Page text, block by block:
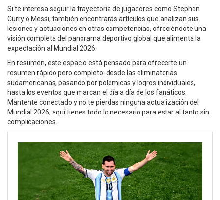
Si te interesa seguir la trayectoria de jugadores como Stephen
Curry o Messi, también encontrarás artículos que analizan sus
lesiones y actuaciones en otras competencias, ofreciéndote una
visión completa del panorama deportivo global que alimenta la
expectación al Mundial 2026.
En resumen, este espacio está pensado para ofrecerte un
resumen rápido pero completo: desde las eliminatorias
sudamericanas, pasando por polémicas y logros individuales,
hasta los eventos que marcan el día a día de los fanáticos.
Mantente conectado y no te pierdas ninguna actualización del
Mundial 2026; aquí tienes todo lo necesario para estar al tanto sin
complicaciones.